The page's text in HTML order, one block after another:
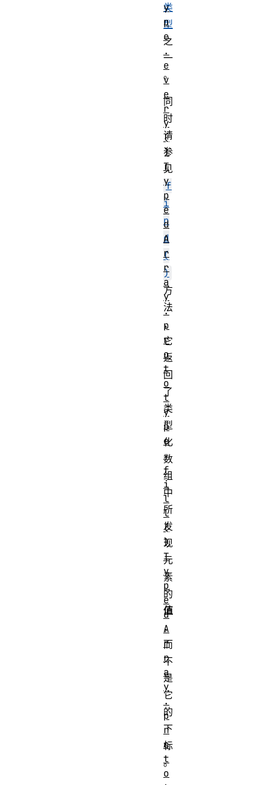
类
型
之
一
。
同
时
请
参
见
f
i
n
d
(
)
方
法
，
它
返
回
了
类
型
化
数
组
中
所
发
现
元
素
的
值
，
而
不
是
它
的
下
标
。
y
p
e
.
e
v
e
r
y
(
)
T
y
p
e
d
A
r
r
a
y
.
p
r
o
t
o
t
y
p
e
.
f
i
l
l
(
)
T
y
p
e
d
A
r
r
a
y
.
p
r
o
t
o